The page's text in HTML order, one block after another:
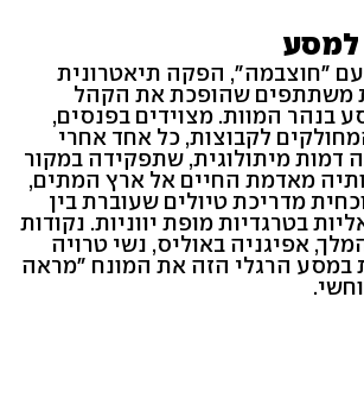
למסע
עם "חוצבמה", הפקה תיאטרונית
משתתפים שהופכת את הקהל
בנהר המוות. מצוידים בפנסים,
לקבוצות, כל אחד אחרי
דמות מיתולוגית, שתפקידה במקור
מאדמת החיים אל ארץ המתים,
מדריכת טיולים שעוברת בין
בטרגדיות מופת יווניות. נקודות
אפיגניה באוליס, נשי טרויה
במסע הרגלי הזה את המונח "מראה